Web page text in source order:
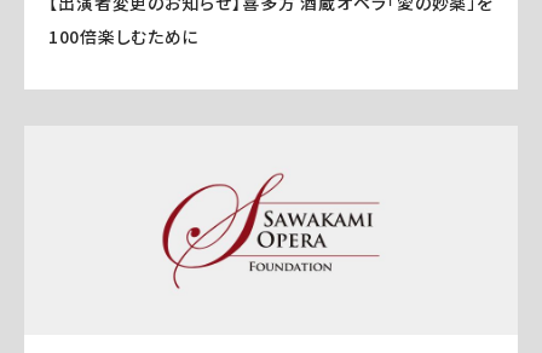
100倍楽しむために